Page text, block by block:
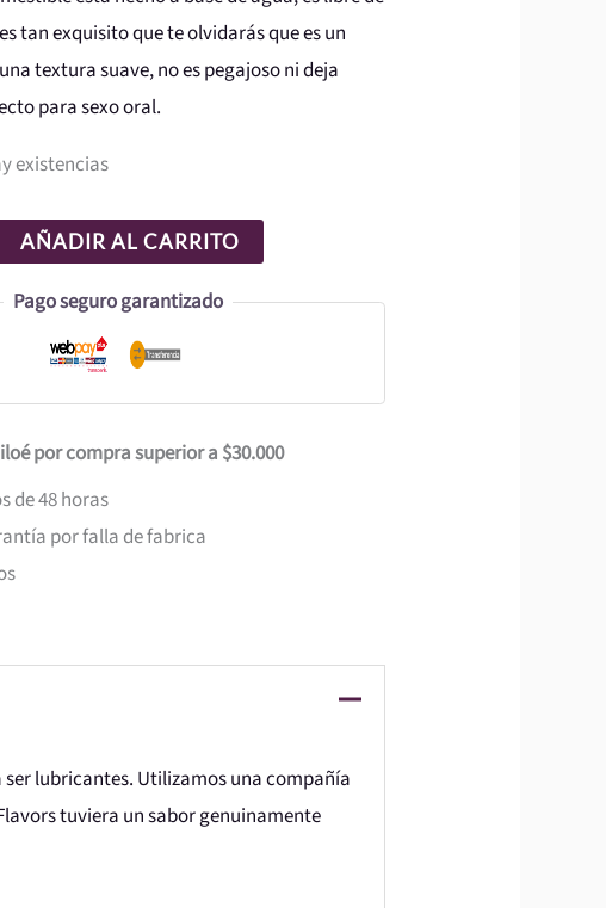
tan exquisito que te olvidarás que es un
textura suave, no es pegajoso ni deja
para sexo oral.
existencias
AÑADIR AL CARRITO
Pago seguro garantizado
por compra superior a $30.000
de 48 horas
por falla de fabrica
lubricantes. Utilizamos una compañía
tuviera un sabor genuinamente